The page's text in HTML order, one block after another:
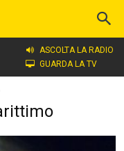
ASCOLTA LA RADIO
GUARDA LA TV